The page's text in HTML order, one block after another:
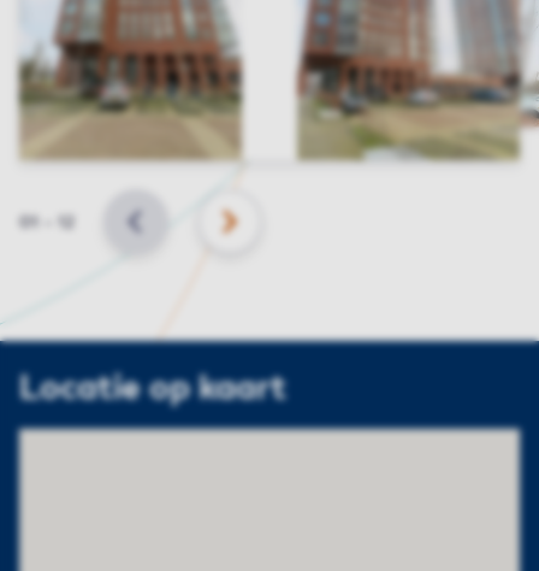
Slide
VORIGE VOLGENDE
Locatie op kaart